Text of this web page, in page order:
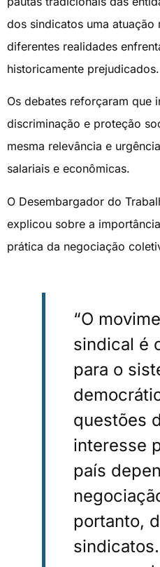
dos sindicatos uma atuação
diferentes realidades
historicamente prejudicados.
Os debates reforçaram que
discriminação e proteção
mesma relevância e
salariais e econômicas.
O Desembargador do
explicou sobre a
prática da negociação
“O
sindical é
para o
questões
interesse
país
portanto,